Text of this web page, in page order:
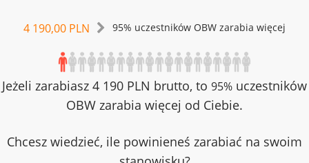
4 190,00 PLN 95% uczestników OBW zarabia więcej
Jeżeli zarabiasz 4 190 PLN brutto, to 95% uczestników
OBW zarabia więcej od Ciebie.
Chcesz wiedzieć, ile powinieneś zarabiać na swoim